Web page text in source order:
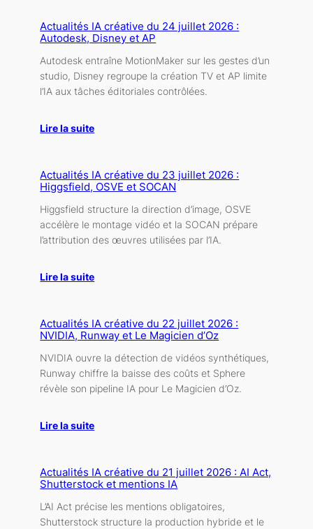
Actualités IA créative du 24 juillet 2026 :
Autodesk, Disney et AP
Autodesk entraîne MotionMaker sur les gestes d’un
studio, Disney regroupe la création TV et AP limite
l’IA aux tâches éditoriales contrôlées.
Lire la suite
Actualités IA créative du 23 juillet 2026 :
Higgsfield, OSVE et SOCAN
Higgsfield structure la direction d’image, OSVE
accélère le montage vidéo et la SOCAN prépare
l’attribution des œuvres utilisées par l’IA.
Lire la suite
Actualités IA créative du 22 juillet 2026 :
NVIDIA, Runway et Le Magicien d’Oz
NVIDIA ouvre la détection de vidéos synthétiques,
Runway chiffre la baisse des coûts et Sphere
révèle son pipeline IA pour Le Magicien d’Oz.
Lire la suite
Actualités IA créative du 21 juillet 2026 : AI Act,
Shutterstock et mentions IA
L’AI Act précise les mentions obligatoires,
Shutterstock structure la production hybride et le